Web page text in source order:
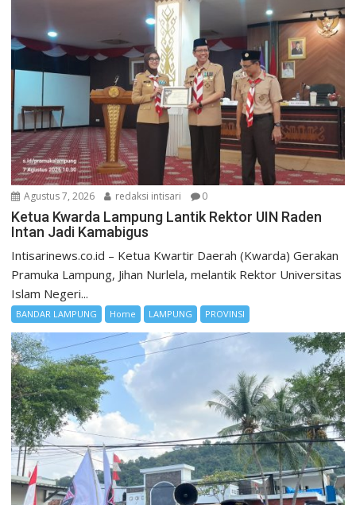
Agustus 7, 2026 redaksi intisari 0
Ketua Kwarda Lampung Lantik Rektor UIN Raden
Intan Jadi Kamabigus
Intisarinews.co.id – Ketua Kwartir Daerah (Kwarda) Gerakan
Pramuka Lampung, Jihan Nurlela, melantik Rektor Universitas
Islam Negeri...
BANDAR LAMPUNG Home LAMPUNG PROVINSI